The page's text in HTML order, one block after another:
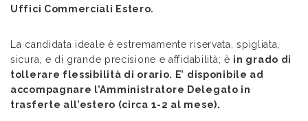
Uffici Commerciali Estero.
La candidata ideale è estremamente riservata, spigliata,
sicura, e di grande precisione e affidabilità; è in grado di
tollerare flessibilità di orario. E’ disponibile ad
accompagnare l’Amministratore Delegato in
trasferte all’estero (circa 1-2 al mese).